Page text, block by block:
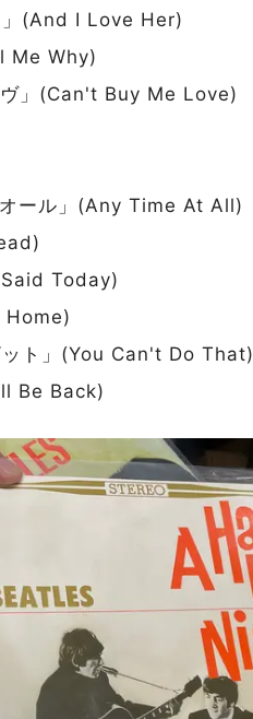
」(And I Love Her)
Me Why)
ヴ」(Can't Buy Me Love)
オール」(Any Time At All)
Today)
Home)
ット」(You Can't Do That)
Be Back)